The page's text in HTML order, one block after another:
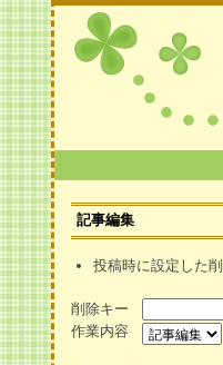
記事編集
投稿時に設定した
削除キー
作業内容